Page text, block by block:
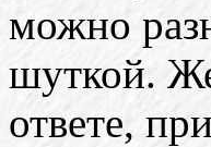
можно
шуткой.
ответе,